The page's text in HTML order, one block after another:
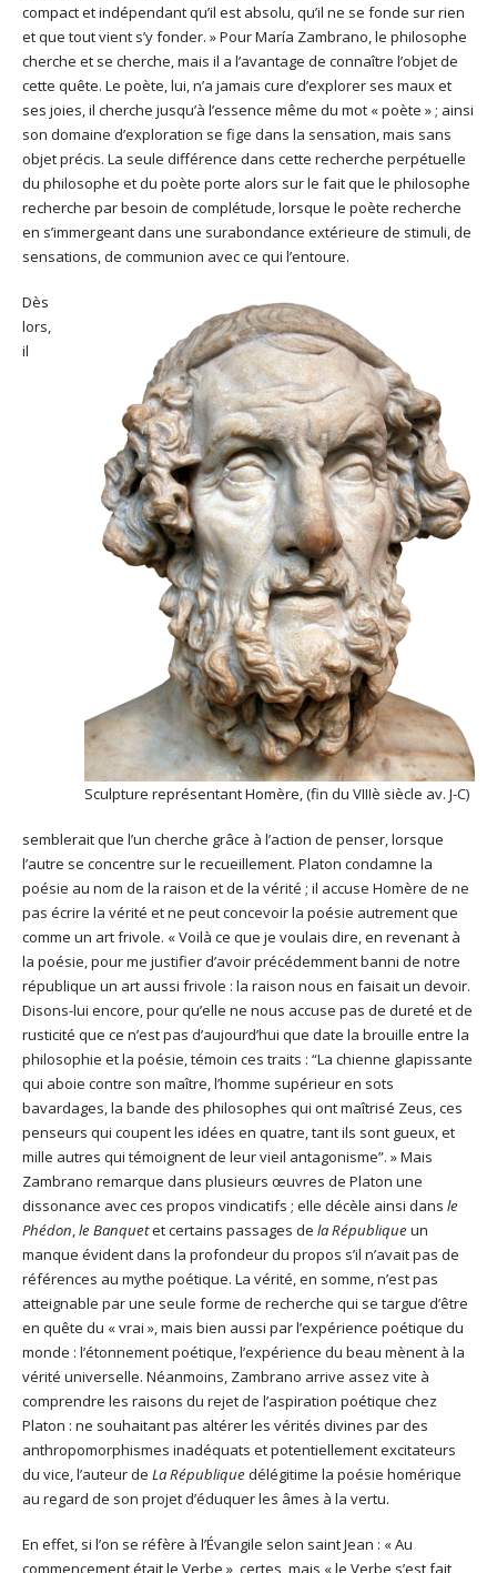
compact et indépendant qu’il est absolu, qu’il ne se fonde sur rien
et que tout vient s’y fonder. » Pour María Zambrano, le philosophe
cherche et se cherche, mais il a l’avantage de connaître l’objet de
cette quête. Le poète, lui, n’a jamais cure d’explorer ses maux et
ses joies, il cherche jusqu’à l’essence même du mot « poète » ; ainsi
son domaine d’exploration se fige dans la sensation, mais sans
objet précis. La seule différence dans cette recherche perpétuelle
du philosophe et du poète porte alors sur le fait que le philosophe
recherche par besoin de complétude, lorsque le poète recherche
en s’immergeant dans une surabondance extérieure de stimuli, de
sensations, de communion avec ce qui l’entoure.
Sculpture représentant Homère, (fin du VIIIè siècle av. J-C)
Dès
lors,
il
semblerait que l’un cherche grâce à l’action de penser, lorsque
l’autre se concentre sur le recueillement. Platon condamne la
poésie au nom de la raison et de la vérité ; il accuse Homère de ne
pas écrire la vérité et ne peut concevoir la poésie autrement que
comme un art frivole. « Voilà ce que je voulais dire, en revenant à
la poésie, pour me justifier d’avoir précédemment banni de notre
république un art aussi frivole : la raison nous en faisait un devoir.
Disons-lui encore, pour qu’elle ne nous accuse pas de dureté et de
rusticité que ce n’est pas d’aujourd’hui que date la brouille entre la
philosophie et la poésie, témoin ces traits : “La chienne glapissante
qui aboie contre son maître, l’homme supérieur en sots
bavardages, la bande des philosophes qui ont maîtrisé Zeus, ces
penseurs qui coupent les idées en quatre, tant ils sont gueux, et
mille autres qui témoignent de leur vieil antagonisme”. » Mais
Zambrano remarque dans plusieurs œuvres de Platon une
dissonance avec ces propos vindicatifs ; elle décèle ainsi dans le
Phédon,le Banquetet certains passages de la République un
manque évident dans la profondeur du propos s’il n’avait pas de
références au mythe poétique. La vérité, en somme, n’est pas
atteignable par une seule forme de recherche qui se targue d’être
en quête du « vrai », mais bien aussi par l’expérience poétique du
monde : l’étonnement poétique, l’expérience du beau mènent à la
vérité universelle. Néanmoins, Zambrano arrive assez vite à
comprendre les raisons du rejet de l’aspiration poétique chez
Platon : ne souhaitant pas altérer les vérités divines par des
anthropomorphismes inadéquats et potentiellement excitateurs
du vice, l’auteur de La République délégitime la poésie homérique
au regard de son projet d’éduquer les âmes à la vertu.
En effet, si l’on se réfère à l’Évangile selon saint Jean : « Au
commencement était le Verbe », certes, mais « le Verbe s’est fait